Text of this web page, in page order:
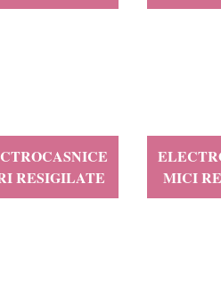
RESIGILATE
MICI